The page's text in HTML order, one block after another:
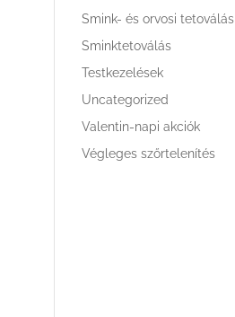
Smink- és orvosi tetoválás
Sminktetoválás
Testkezelések
Uncategorized
Valentin-napi akciók
Végleges szőrtelenítés